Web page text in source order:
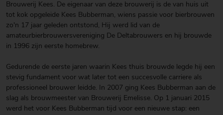
Brouwerij Kees. De eigenaar van deze brouwerij is de van huis uit
tot kok opgeleide Kees Bubberman, wiens passie voor bierbrouwen
zo'n 17 jaar geleden ontstond, Hij werd lid van de
amateurbierbrouwersvereniging De Deltabrouwers en hij brouwde
in 1996 zijn eerste homebrew.
Gedurende de eerste jaren waarin Kees thuis brouwde legde hij een
stevig fundament voor wat later tot een succesvolle carriere als
professioneel brouwer leidde. In 2007 ging Kees Bubberman aan de
slag als brouwmeester van Brouwerij Emelisse. Op 1 januari 2015
werd het voor Kees Bubberman tijd voor een nieuwe stap: een